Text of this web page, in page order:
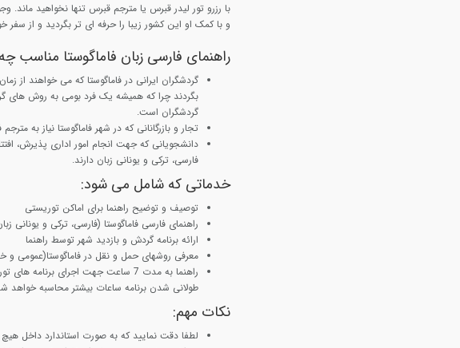
با رزرو تور لیدر قبرس یا مترجم قبرس تنها نخواهید
و با کمک او این کشور زیبا را حرفه ای تر بگردید و از سفر
راهنمای فارسی زبان فاماگوستا مناسب
گردشگران ایرانی در فاماگوستا که می خواهند از
بگردند چرا که همیشه یک فرد بومی به روش های
گردشگران است.
تجار و بازرگانانی که در شهر فاماگوستا نیاز به
دانشجویانی که جهت انجام امور اداری پذیرش،
فارسی، ترکی و یونانی زبان دارند.
خدماتی که شامل می شود:
توصیف و توضیح راهنما برای اماکن توریستی
راهنمای فارسی فاماگوستا (فارسی، ترکی و یونانی
ارائه برنامه گردش و بازدید شهر توسط راهنما
معرفی روشهای حمل و نقل در فاماگوستا(عمومی
راهنما به مدت 7 ساعت جهت اجرای
طولانی شدن برنامه ساعات بیشتر محاسبه خواهد
نکات مهم:
لطفا دقت نمایید که به صورت استاندارد داخل